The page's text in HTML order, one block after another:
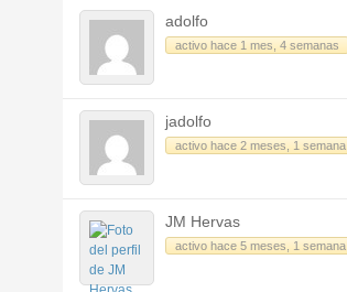
adolfo
activo hace 1 mes, 4 semanas
jadolfo
activo hace 2 meses, 1 semana
JM Hervas
activo hace 5 meses, 1 semana